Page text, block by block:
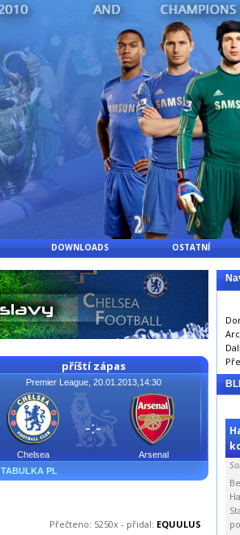
DOWNLOADS OSTATNÍ
příští zápas
Premier League, 20.01.2013,14:30
Chelsea Arsenal
-:-
TABULKA PL
Přečteno: 5250x - přidal: EQUULUS